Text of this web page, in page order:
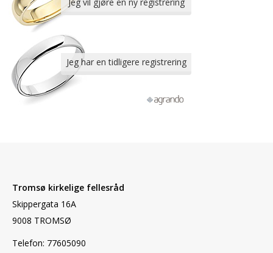
Tromsø kirkelige fellesråd
Skippergata 16A
9008 TROMSØ
Telefon: 77605090